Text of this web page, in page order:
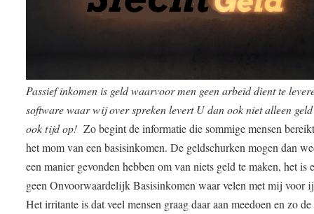
Passief inkomen is geld waarvoor men geen arbeid dient te
software waar wij over spreken levert U dan ook niet alleen
ook tijd op! Zo begint de informatie die sommige mensen
het mom van een basisinkomen. De geldschurken mogen dan
een manier gevonden hebben om van niets geld te maken, het is
geen Onvoorwaardelijk Basisinkomen waar velen met mij voor
Het irritante is dat veel mensen graag daar aan meedoen en zo de